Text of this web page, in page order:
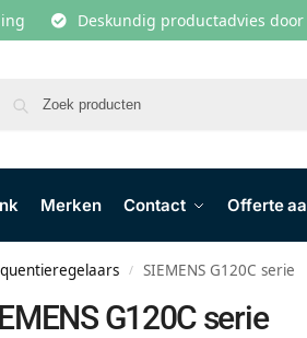
Deskundig productadvies
Merken Contact Offerte
/ SIEMENS G120C serie
G120C serie